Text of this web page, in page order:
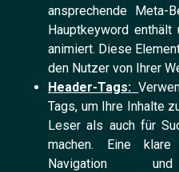
ansprechende Meta-
Hauptkeyword
animiert. Diese
den Nutzer von Ihrer
Header-Tags:
Tags, um Ihre Inhalte
Leser als auch für
machen. Eine
Navigation